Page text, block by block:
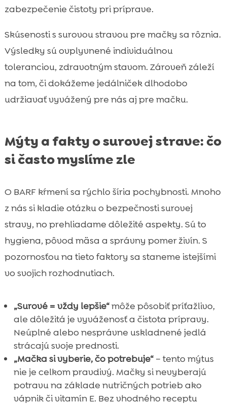
zabezpečenie čistoty pri príprave.
Skúsenosti s surovou stravou pre mačky sa rôznia.
Výsledky sú ovplyvnené individuálnou
toleranciou, zdravotným stavom. Zároveň záleží
na tom, či dokážeme jedálniček dlhodobo
udržiavať vyvážený pre nás aj pre mačku.
Mýty a fakty o surovej strave: čo
si často myslíme zle
O BARF kŕmení sa rýchlo šíria pochybnosti. Mnoho
z nás si kladie otázku o bezpečnosti surovej
stravy, no prehliadame dôležité aspekty. Sú to
hygiena, pôvod mäsa a správny pomer živín. S
pozornosťou na tieto faktory sa staneme istejšími
vo svojich rozhodnutiach.
„Surové = vždy lepšie“môže pôsobiť príťažlivo,
ale dôležitá je vyváženosť a čistota prípravy.
Neúplné alebo nesprávne uskladnené jedlá
strácajú svoje prednosti.
„Mačka si vyberie, čo potrebuje“– tento mýtus
nie je celkom pravdivý. Mačky si nevyberajú
potravu na základe nutričných potrieb ako
vápnik či vitamín E. Bez vhodného receptu